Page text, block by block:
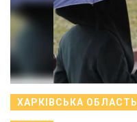
ХАРКІВСЬКА ОБЛАСТЬ